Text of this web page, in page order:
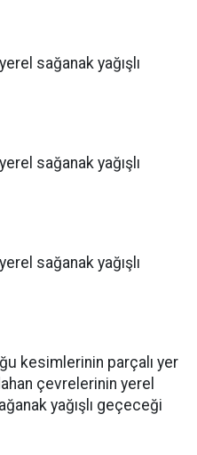
sağanak yağışlı
sağanak yağışlı
sağanak yağışlı
kesimlerinin parçalı yer
çevrelerinin yerel
yağışlı geçeceği